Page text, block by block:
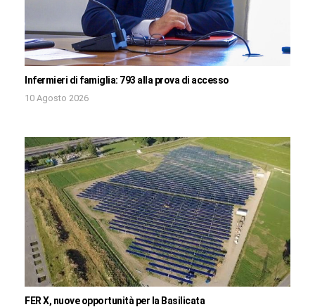
Infermieri di famiglia: 793 alla prova di accesso
10 Agosto 2026
FER X, nuove opportunità per la Basilicata